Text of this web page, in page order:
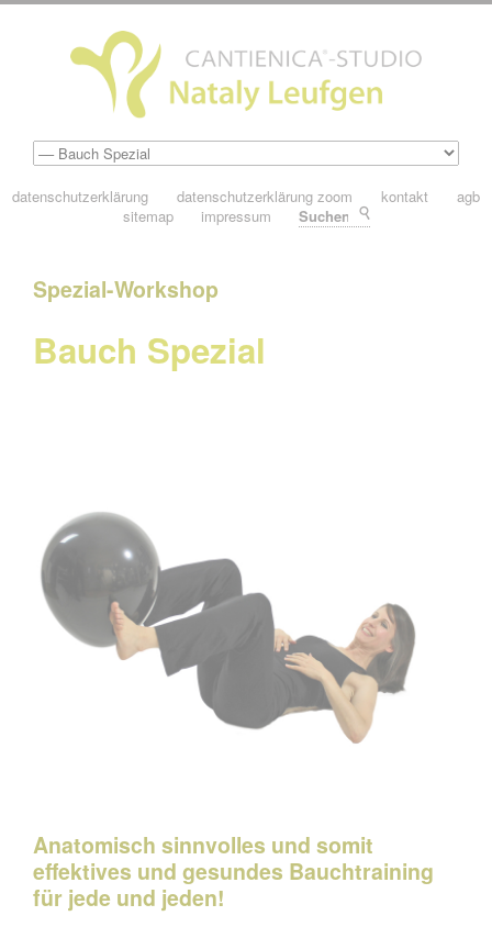
datenschutzerklärung datenschutzerklärung zoom kontakt
agb
sitemap
impressum
Spezial-Workshop
Bauch Spezial
Anatomisch sinnvolles und somit
effektives und gesundes Bauchtraining
für jede und jeden!